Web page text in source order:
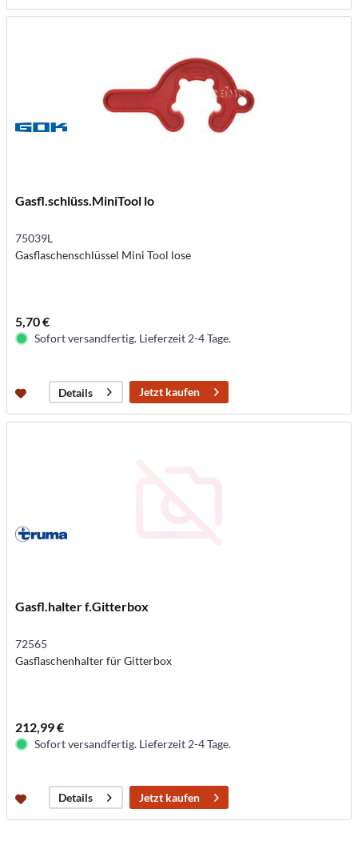
Gasfl.schlüss.MiniTool lo
75039L
Gasflaschenschlüssel Mini Tool lose
5,70 €
Sofort versandfertig. Lieferzeit 2-4 Tage.
Details Jetzt kaufen
Gasfl.halter f.Gitterbox
72565
Gasflaschenhalter für Gitterbox
212,99 €
Sofort versandfertig. Lieferzeit 2-4 Tage.
Details Jetzt kaufen